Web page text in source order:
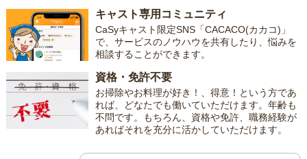
キャスト専用コミュニティ
CaSyキャスト限定SNS「CACACO(カカコ)」
で、サービスのノウハウを共有したり、悩みを
相談することができます。
資格・免許不要
お掃除やお料理が好き！、得意！という方であ
れば、どなたでも働いていただけます。年齢も
不問です。もちろん、資格や免許、職務経験が
あればそれを充分に活かしていただけます。